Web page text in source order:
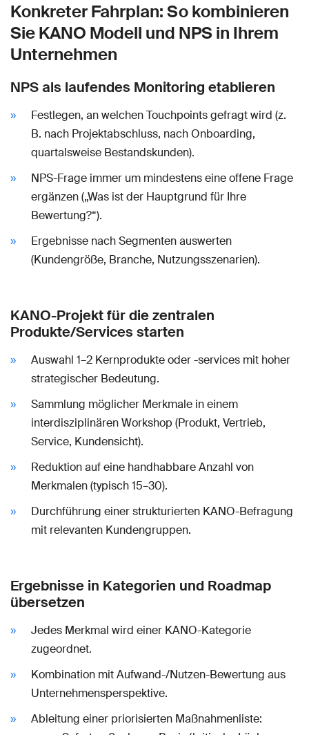
Konkreter Fahrplan: So kombinieren
Sie KANO Modell und NPS in Ihrem
Unternehmen
NPS als laufendes Monitoring etablieren
Festlegen, an welchen Touchpoints gefragt wird (z.
B. nach Projektabschluss, nach Onboarding,
quartalsweise Bestandskunden).
NPS-Frage immer um mindestens eine offene Frage
ergänzen („Was ist der Hauptgrund für Ihre
Bewertung?“).
Ergebnisse nach Segmenten auswerten
(Kundengröße, Branche, Nutzungsszenarien).
KANO-Projekt für die zentralen
Produkte/Services starten
Auswahl 1–2 Kernprodukte oder -services mit hoher
strategischer Bedeutung.
Sammlung möglicher Merkmale in einem
interdisziplinären Workshop (Produkt, Vertrieb,
Service, Kundensicht).
Reduktion auf eine handhabbare Anzahl von
Merkmalen (typisch 15–30).
Durchführung einer strukturierten KANO-Befragung
mit relevanten Kundengruppen.
Ergebnisse in Kategorien und Roadmap
übersetzen
Jedes Merkmal wird einer KANO-Kategorie
zugeordnet.
Kombination mit Aufwand-/Nutzen-Bewertung aus
Unternehmensperspektive.
Ableitung einer priorisierten Maßnahmenliste: